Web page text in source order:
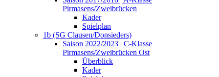
Pirmasens/Zweibrücken
Kader
Spielplan
1b (SG Clausen/Donsieders)
Saison 2022/2023 | C-Klasse
Pirmasens/Zweibrücken Ost
Überblick
Kader